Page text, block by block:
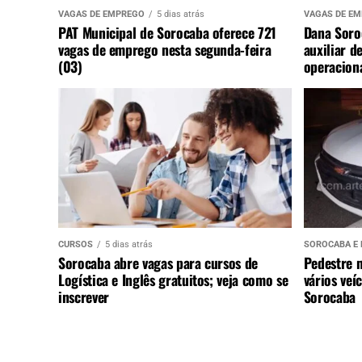
VAGAS DE EMPREGO 5 dias atrás
PAT Municipal de Sorocaba oferece 721
vagas de emprego nesta segunda-feira
(03)
VAGAS DE
Dana
auxiliar
CURSOS 5 dias atrás
Sorocaba abre vagas para cursos de
Logística e Inglês gratuitos; veja como se
inscrever
SOROCABA E
Pedestre
vários
Sorocaba